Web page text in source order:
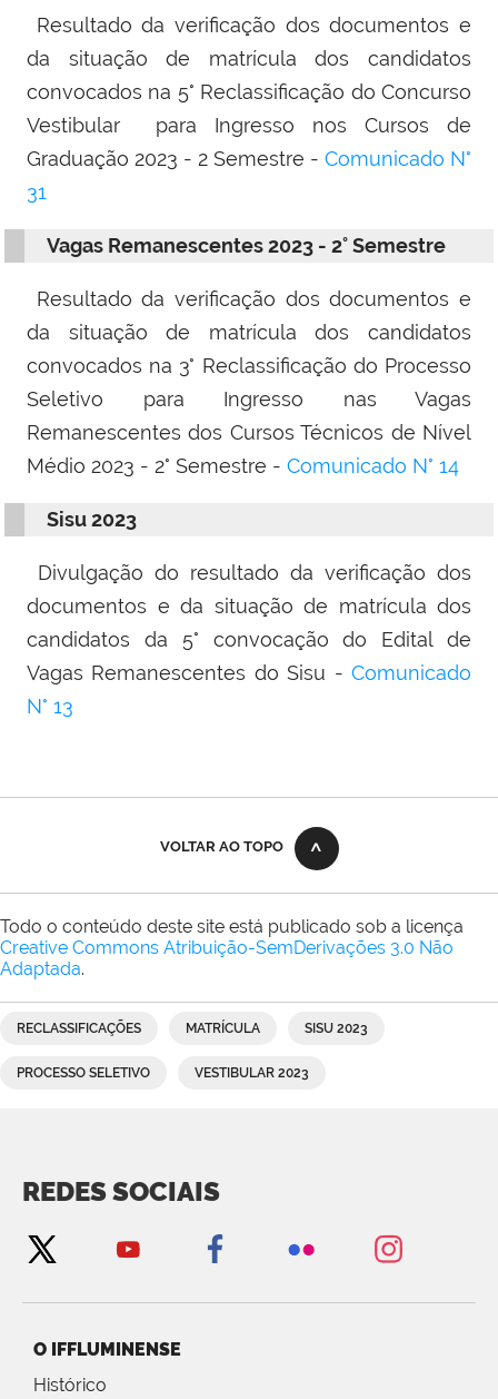
Resultado da verificação dos documentos e
da situação de matrícula dos candidatos
convocados na 5° Reclassificação do Concurso
Vestibular para Ingresso nos Cursos de
Graduação 2023 - 2 Semestre - Comunicado N°
31
Vagas Remanescentes 2023 - 2° Semestre
Resultado da verificação dos documentos e
da situação de matrícula dos candidatos
convocados na 3° Reclassificação do Processo
Seletivo para Ingresso nas Vagas
Remanescentes dos Cursos Técnicos de Nível
Médio 2023 - 2° Semestre - Comunicado N° 14
Sisu 2023
Divulgação do resultado da verificação dos
documentos e da situação de matrícula dos
candidatos da 5° convocação do Edital de
Vagas Remanescentes do Sisu - Comunicado
N° 13
VOLTAR AO TOPO
Todo o conteúdo deste site está publicado sob a licença
Creative Commons Atribuição-SemDerivações 3.0 Não
Adaptada.
RECLASSIFICAÇÕES MATRÍCULA SISU 2023
PROCESSO SELETIVO VESTIBULAR 2023
REDES SOCIAIS
O IFFLUMINENSE
Histórico